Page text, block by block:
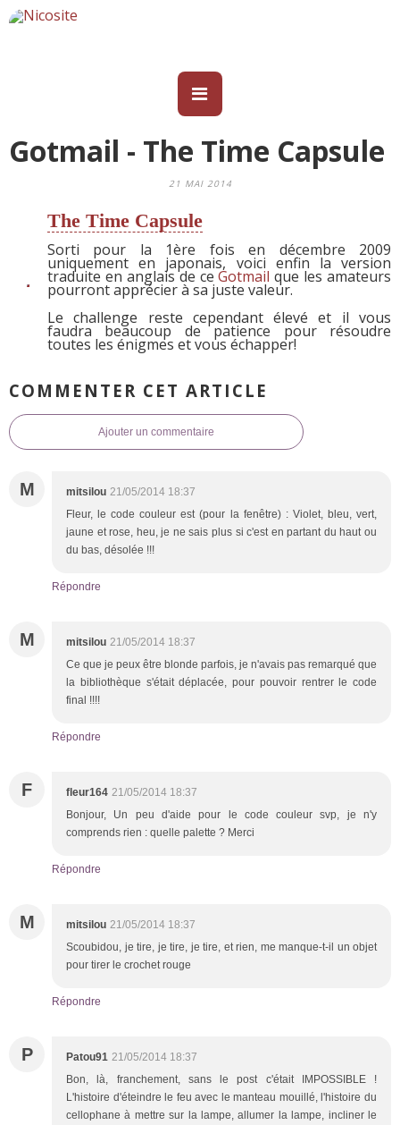
Gotmail - The Time Capsule
21 MAI 2014
The Time Capsule
Sorti pour la 1ère fois en décembre 2009
uniquement en japonais, voici enfin la version
traduite en anglais de ceGotmail que les amateurs
pourront apprécier à sa juste valeur.
Le challenge reste cependant élevé et il vous
faudra beaucoup de patience pour résoudre
toutes les énigmes et vous échapper!
COMMENTER CET ARTICLE
Ajouter un commentaire
M mitsilou 21/05/2014 18:37
Fleur, le code couleur est (pour la fenêtre) : Violet, bleu, vert,
jaune et rose, heu, je ne sais plus si c'est en partant du haut ou
du bas, désolée !!!
Répondre
M mitsilou 21/05/2014 18:37
Ce que je peux être blonde parfois, je n'avais pas remarqué que
la bibliothèque s'était déplacée, pour pouvoir rentrer le code
final !!!!
Répondre
F fleur164 21/05/2014 18:37
Bonjour, Un peu d'aide pour le code couleur svp, je n'y
comprends rien : quelle palette ? Merci
Répondre
M mitsilou 21/05/2014 18:37
Scoubidou, je tire, je tire, je tire, et rien, me manque-t-il un objet
pour tirer le crochet rouge
Répondre
P Patou91 21/05/2014 18:37
Bon, là, franchement, sans le post c'était IMPOSSIBLE !
L'histoire d'éteindre le feu avec le manteau mouillé, l'histoire du
cellophane à mettre sur la lampe, allumer la lampe, incliner le